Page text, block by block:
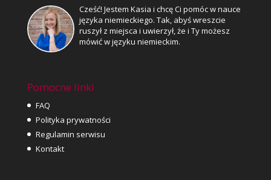
Cześć! Jestem Kasia i chcę Ci pomóc w nauce
języka niemieckiego. Tak, abyś wreszcie
ruszył z miejsca i uwierzył, że i Ty możesz
mówić w języku niemieckim.
Pomocne linki
FAQ
Polityka prywatności
Regulamin serwisu
Kontakt